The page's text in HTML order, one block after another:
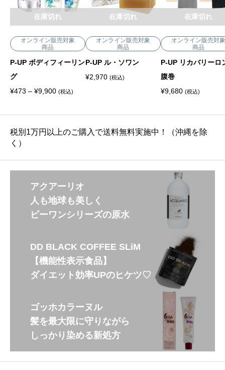
オンライン販売対象
商品
P-UP ボディフィーリン
グ
¥473 – ¥9,900価
7
9
0
0
(税込)
在庫切れ
オンライン販売対象
商品
P-UP ル・ソワン
¥2,970 (税込)
在庫切れ
オンライン販売対象
商品
P-UP リカバリーロ
腹巻
¥9,680 (税込)
在庫切れ
税別1万円以上のご購入で送料無料実施中！（沖縄を除
く）
アクアーリオ
人も地球も美しく
ビーワンシリーズの原水
DD BLACK COFFEE SLiM
【機能性表示食品】
ダイエット効率UPのヒケツ♡
ゴッホカラーヌル
髪を最大限に守りながら
しっかり染める新処方